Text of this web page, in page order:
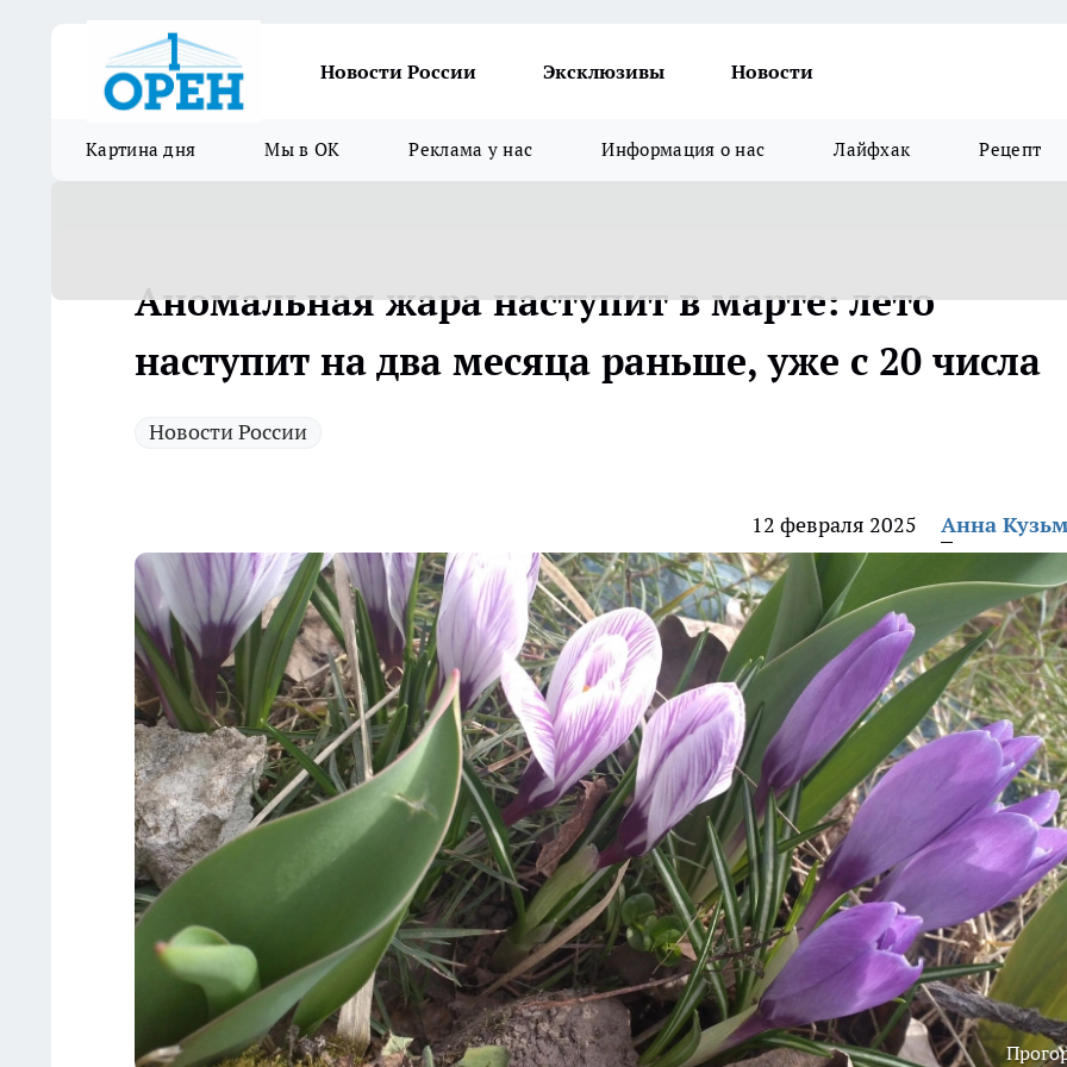
Новости России Эксклюзивы Новости
Картина дня Мы в ОК Реклама у нас Информация о нас Лайфхак Рецепт
Аномальная жара наступит в марте: лето
наступит на два месяца раньше, уже с 20 числа
Новости России
12 февраля 2025 Анна